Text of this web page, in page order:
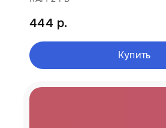
444 р.
Купить